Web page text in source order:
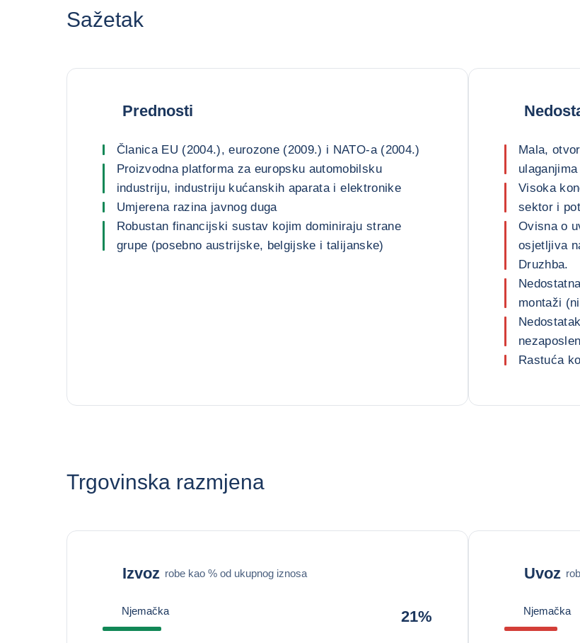
Sažetak
Prednosti
Članica EU (2004.), eurozone (2009.) i NATO-a (2004.)
Proizvodna platforma za europsku automobilsku
industriju, industriju kućanskih aparata i elektronike
Umjerena razina javnog duga
Robustan financijski sustav kojim dominiraju strane
grupe (posebno austrijske, belgijske i talijanske)
Mala,
Visoka
sektor i
Ovisna o
osjetljiva
Druzhba.
montaži
Rastuća
Trgovinska razmjena
Izvoz robe kao % od ukupnog iznosa
Njemačka 21%
Uvoz
Njemačka